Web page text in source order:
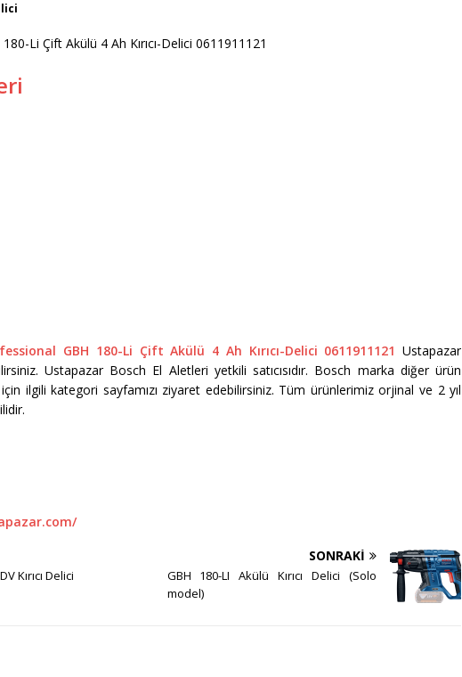
Li Çift Akülü 4 Ah Kırıcı-Delici 0611911121
GBH 180-Li Çift Akülü 4 Ah Kırıcı-Delici 0611911121 Ustapazar
Ustapazar Bosch El Aletleri yetkili satıcısıdır. Bosch marka diğer ürün
ilgili kategori sayfamızı ziyaret edebilirsiniz. Tüm ürünlerimiz orjinal ve 2 yıl
Kırıcı Delici
SONRAKI
GBH 180-LI Akülü Kırıcı Delici (Solo
model)